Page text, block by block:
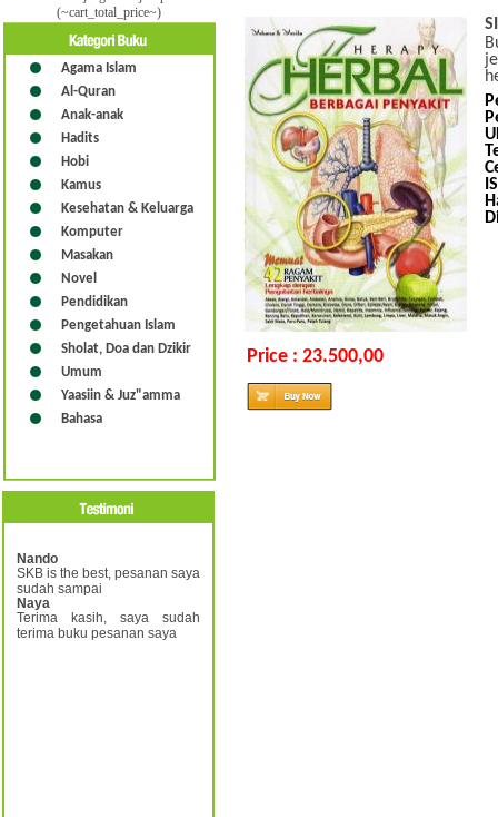
Price : 23.500,00
(~cart_total_price~)
Agama Islam
Al-Quran
Anak-anak
Hadits
Hobi
Kamus
Kesehatan & Keluarga
Komputer
Masakan
Novel
Pendidikan
Pengetahuan Islam
Sholat, Doa dan Dzikir
Umum
Yaasiin & Juz"amma
Bahasa
Nando
SKB is the best, pesanan saya
sudah sampai
Naya
Terima kasih, saya sudah
terima buku pesanan saya